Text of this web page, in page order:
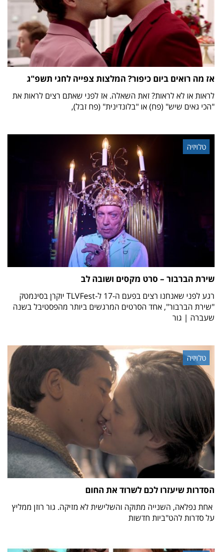
אז מה רואים ביום כיפור? המלצות צפייה לחגי תשפ"ג
לראות או לא לראות? זאת השאלה. אז לפני שאתם רצים לראות את
"הכי גאים שיש" (פח) או "בלונדינית" (פח זבל),
טלויזיה
שירת הברבור – סרט מקסים ושובה לב
רגע לפני שאנחנו רצים בפעם ה-17 ל-TLVFest יוקרן בסינמטק
"שירת הברבור", אחד הסרטים המרגשים ביותר מהפסטיבל בשנה
שעברה | גור
טלויזיה
הסדרות שיעזרו לכם לשרוד את החום
אחת נפלאה, השנייה מתוקה והשלישית לא מזיקה. גור רוזן ממליץ
על סדרות להט"ביות חדשות